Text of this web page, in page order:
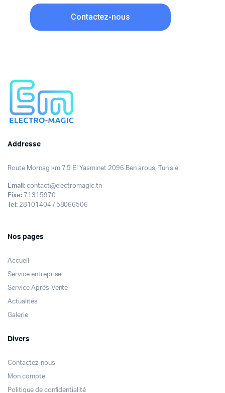
Contactez-nous
Addresse
Route Mornag km 7.5 El Yasminet 2096 Ben arous, Tunisie
Email:contact@electromagic.tn
Fixe:71315970
Tel:28101404 / 58066506
Nos pages
Accueil
Service entreprise
Service Après-Vente
Actualités
Galerie
Divers
Contactez-nous
Mon compte
Politique de confidentialité